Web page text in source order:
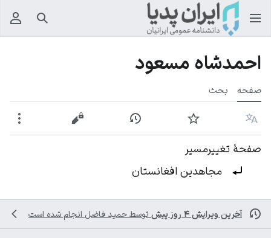
جستجو
احمدشاه مسعود
صفحه بحث
زبان پیگیری نمایش تاریخچهنمایش مبدأ
صفحهٔ تغییرمسیر
تغییرمسیر به:مجاهدین افغانستان
آخرین ویرایش ۴ روز پیش توسط حمید فاضل انجام شده است